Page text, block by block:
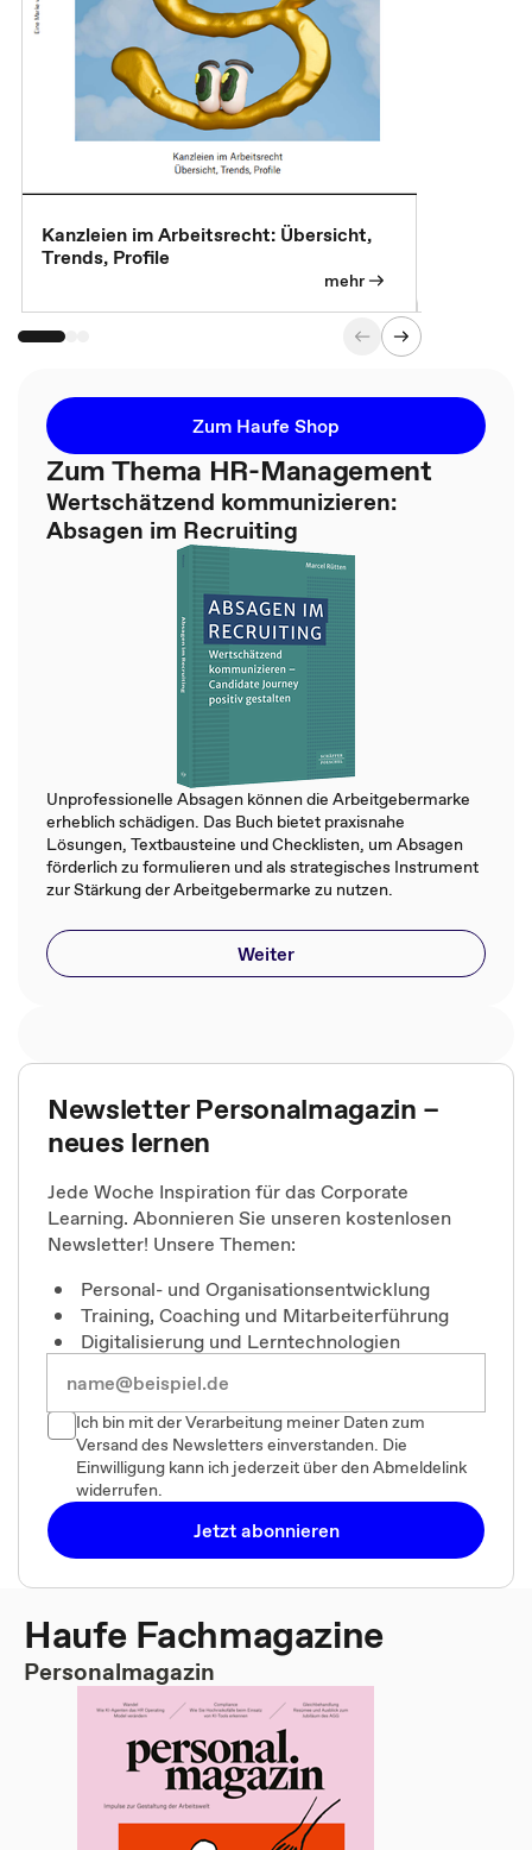
Kanzleien im Arbeitsrecht: Übersicht,
Trends, Profile
mehr
Zum Haufe Shop
Zum Thema HR-Management
Wertschätzend kommunizieren:
Absagen im Recruiting
Unprofessionelle Absagen können die Arbeitgebermarke
erheblich schädigen. Das Buch bietet praxisnahe
Lösungen, Textbausteine und Checklisten, um Absagen
förderlich zu formulieren und als strategisches Instrument
zur Stärkung der Arbeitgebermarke zu nutzen.
Weiter
Newsletter Personalmagazin –
neues lernen
Jede Woche Inspiration für das Corporate
Learning. Abonnieren Sie unseren kostenlosen
Newsletter! Unsere Themen:
Personal- und Organisationsentwicklung
Training, Coaching und Mitarbeiterführung
Digitalisierung und Lerntechnologien
Ich bin mit der Verarbeitung meiner Daten zum
Versand des Newsletters einverstanden. Die
Einwilligung kann ich jederzeit über den Abmeldelink
widerrufen.
Jetzt abonnieren
Haufe Fachmagazine
Personalmagazin